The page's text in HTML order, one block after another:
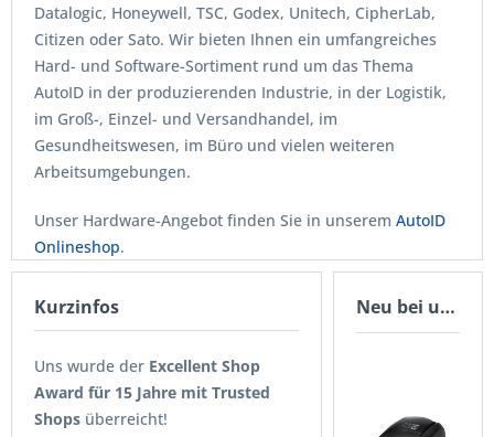
Datalogic, Honeywell, TSC, Godex, Unitech, CipherLab,
Citizen oder Sato. Wir bieten Ihnen ein umfangreiches
Hard- und Software-Sortiment rund um das Thema
AutoID in der produzierenden Industrie, in der Logistik,
im Groß-, Einzel- und Versandhandel, im
Gesundheitswesen, im Büro und vielen weiteren
Arbeitsumgebungen.
Unser Hardware-Angebot finden Sie in unserem AutoID
Onlineshop.
Wenn Sie ausführliche Information zu unserem
an unter+49 (0) 6692 202 29-0
Natürlich beantworten wir auch gerne Ihre Anfragen per
Kurzinfos
Uns wurde der Excellent Shop
Award für 15 Jahre mit Trusted
Shops überreicht!
Neu bei uns